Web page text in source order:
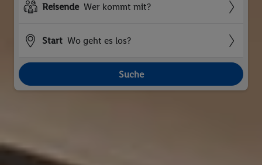
Reisende Wer kommt mit?
Start Wo geht es los?
Suche